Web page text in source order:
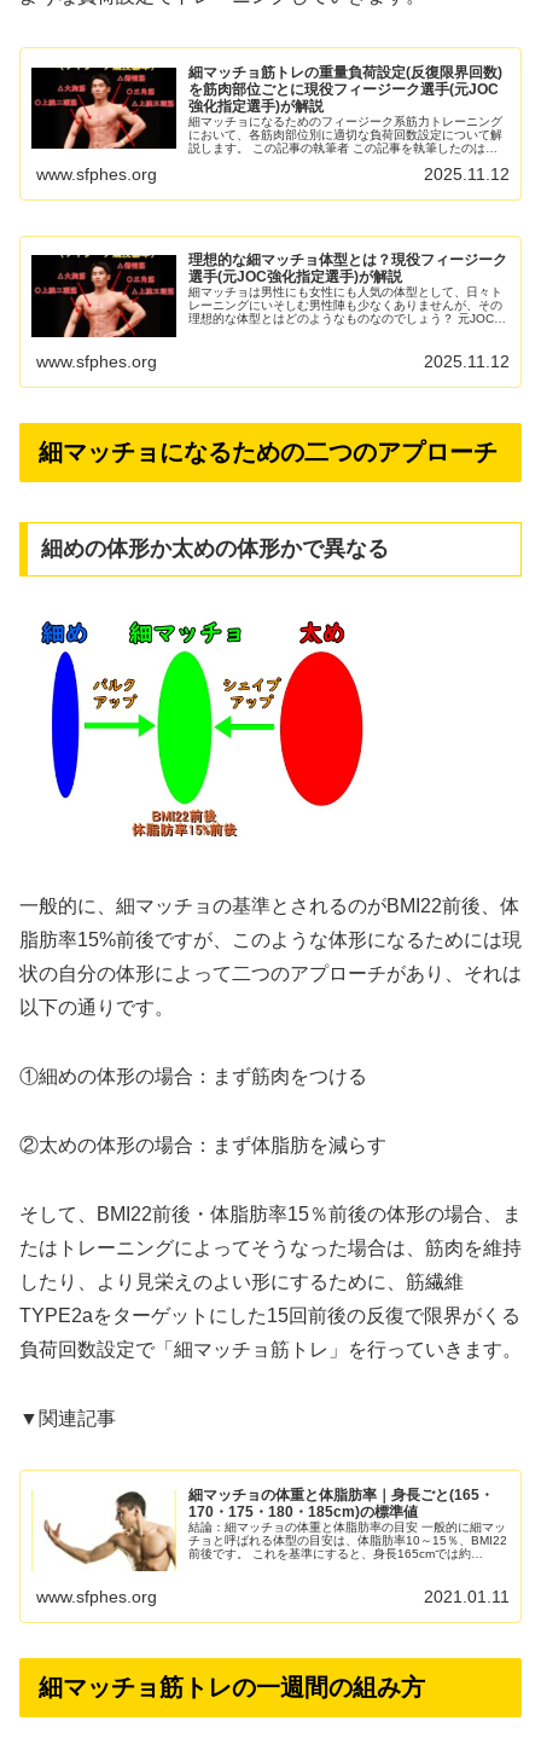
細マッチョ筋トレの重量負荷設定(反復限界回数)
を筋肉部位ごとに現役フィージーク選手(元JOC
強化指定選手)が解説
細マッチョになるためのフィージーク系筋力トレーニング
において、各筋肉部位別に適切な負荷回数設定について解
説します。 この記事の執筆者 この記事を執筆したのは当
www.sfphes.org 2025.11.12
理想的な細マッチョ体型とは？現役フィージーク
選手(元JOC強化指定選手)が解説
細マッチョは男性にも女性にも人気の体型として、日々ト
レーニングにいそしむ男性陣も少なくありませんが、その
理想的な体型とはどのようなものなのでしょう？ 元JOC強
www.sfphes.org 2025.11.12
細マッチョになるための二つのアプローチ
細めの体形か太めの体形かで異なる
一般的に、細マッチョの基準とされるのがBMI22前後、体
脂肪率15%前後ですが、このような体形になるためには現
状の自分の体形によって二つのアプローチがあり、それは
以下の通りです。
①細めの体形の場合：まず筋肉をつける
②太めの体形の場合：まず体脂肪を減らす
そして、BMI22前後・体脂肪率15％前後の体形の場合、ま
たはトレーニングによってそうなった場合は、筋肉を維持
したり、より見栄えのよい形にするために、筋繊維
TYPE2aをターゲットにした15回前後の反復で限界がくる
負荷回数設定で「細マッチョ筋トレ」を行っていきます。
▼関連記事
細マッチョの体重と体脂肪率｜身長ごと(165・
170・175・180・185cm)の標準値
結論：細マッチョの体重と体脂肪率の目安 一般的に細マッ
チョと呼ばれる体型の目安は、体脂肪率10～15％、BMI22
前後です。 これを基準にすると、身長165cmでは約
www.sfphes.org 2021.01.11
細マッチョ筋トレの一週間の組み方